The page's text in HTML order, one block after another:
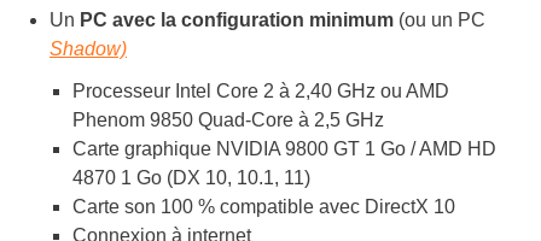
Un PC avec la configuration minimum (ou un PC
Shadow)
Processeur Intel Core 2 à 2,40 GHz ou AMD
Phenom 9850 Quad-Core à 2,5 GHz
Carte graphique NVIDIA 9800 GT 1 Go / AMD HD
4870 1 Go (DX 10, 10.1, 11)
Carte son 100 % compatible avec DirectX 10
Connexion à internet